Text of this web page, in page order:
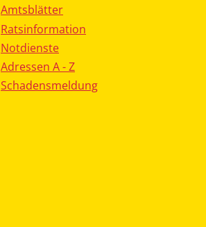
Amtsblätter
Ratsinformation
Notdienste
Adressen A - Z
Schadensmeldung